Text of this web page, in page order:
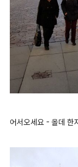
어서오세요 - 올데 한